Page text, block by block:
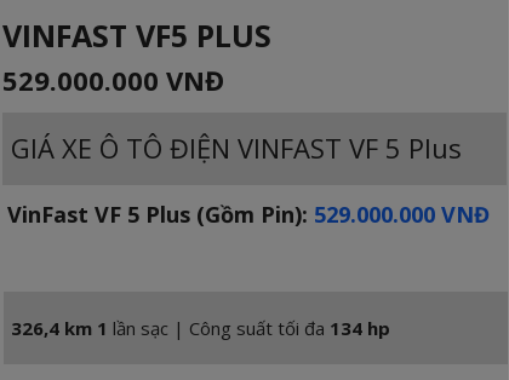
VINFAST VF5 PLUS
529.000.000 VNĐ
GIÁ XE Ô TÔ ĐIỆN VINFAST VF 5 Plus
VinFast VF 5 Plus (Gồm Pin): 529.000.000 VNĐ
326,4 km 1 lần sạc | Công suất tối đa 134 hp